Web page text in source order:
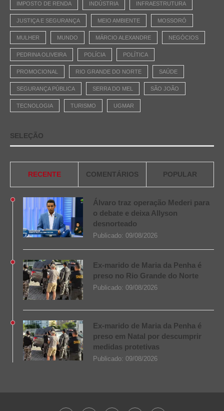
IMPOSTO DE RENDA INDÚSTRIA INFRAESTRUTURA
JUSTIÇA E SEGURANÇA MEIO AMBIENTE MOSSORÓ
MULHER MUNDO MÁRCIO ALEXANDRE NEGÓCIOS
PEDRINA OLIVEIRA POLÍCIA POLÍTICA
PROMOCIONAL RIO GRANDE DO NORTE SAÚDE
SEGURANÇA PÚBLICA SERRA DO MEL SÃO JOÃO
TECNOLOGIA TURISMO UGMAR
SELEÇÃO
RECENTE COMENTÁRIOS POPULAR
Álvaro traz operação Mederi para
o debate e deixa Allyson
desnorteado
Publicado: 09/08/2026
Ex-marido de Maria da Penha é
preso no Rio Grande do Norte
Publicado: 09/08/2026
Ex-marido de Maria da Penha é
preso em Natal por descumprir
medidas protetivas
Publicado: 09/08/2026